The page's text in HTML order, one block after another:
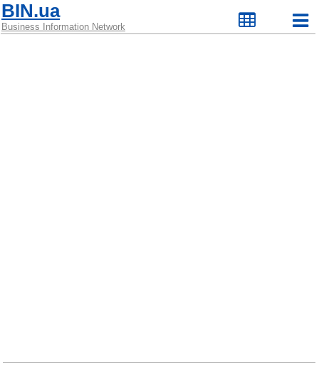
BIN.ua
Business Information Network